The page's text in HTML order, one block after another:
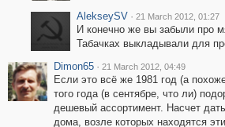
AlekseySV · 21 March 2012, 01:27
И конечно же вы забыли про
Табачках выкладывали для
Dimon65 · 21 March 2012, 04:49
Если это всё же 1981 год (а
того года (в сентябре, что ли)
дешевый ассортимент. Насчет
дома, возле которых находятся